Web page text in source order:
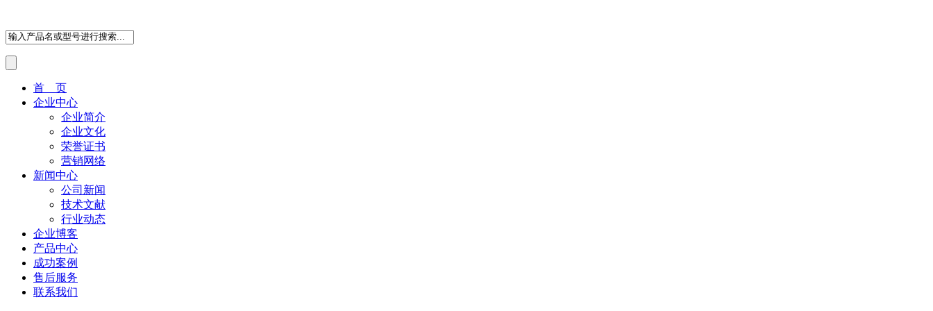
首 页
企业中心
企业简介
企业文化
荣誉证书
营销网络
新闻中心
公司新闻
技术文献
行业动态
企业博客
产品中心
成功案例
售后服务
联系我们